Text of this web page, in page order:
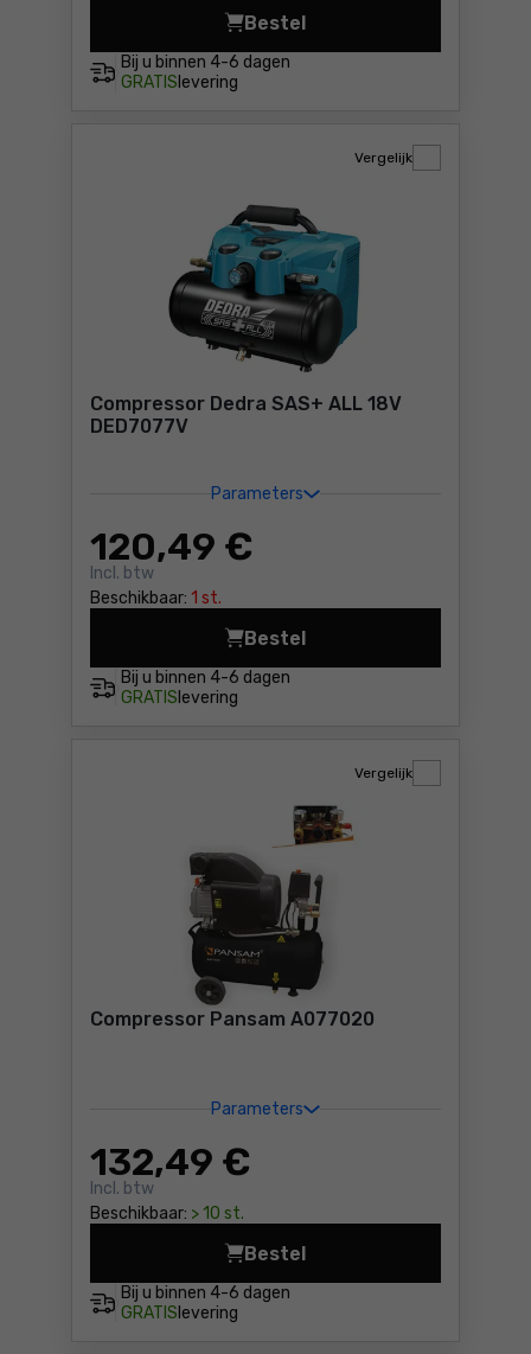
Bij u binnen 4-6 dagen
GRATIS levering
Bestel
Koffercompressor Zipper
Compressor Dedra SAS+ ALL 18V
DED7077V
Parameters
120,49 €
Incl. btw
Beschikbaar: 1 st.
Vergelijk
Bij u binnen 4-6 dagen
GRATIS levering
Bestel
Compressor Dedra SAS+
Compressor Pansam A077020
Parameters
132,49 €
Incl. btw
Beschikbaar: > 10 st.
Vergelijk
Bij u binnen 4-6 dagen
GRATIS levering
Bestel
Compressor Pansam